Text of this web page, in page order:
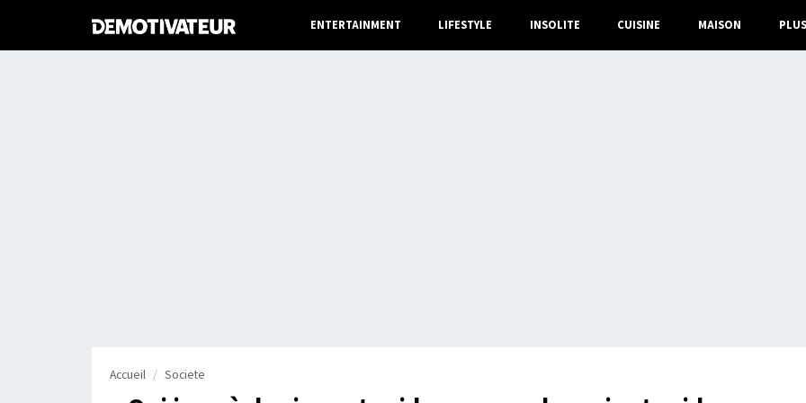
ENTERTAINMENT LIFESTYLE INSOLITE CUISINE MAISON PLUS
Accueil Societe